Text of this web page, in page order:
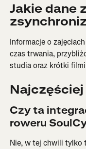
Jakie dane
Informacje o
czas trwania,
studia oraz krótki
Czy ta
roweru
Nie, w tej chwili tylko